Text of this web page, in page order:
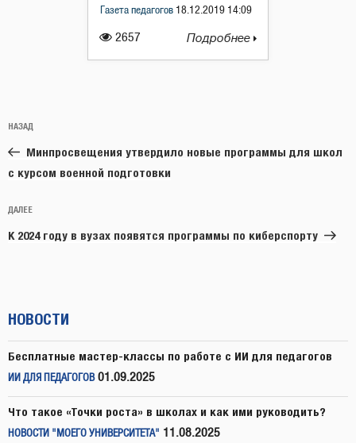
2657
Газета педагогов 18.12.2019 14:09
Подробнее
по
записям
Предыдущая
запись:
НАЗАД
Минпросвещения утвердило новые программы для школ
с курсом военной подготовки
Следующая
запись
ДАЛЕЕ
К 2024 году в вузах появятся программы по киберспорту
НОВОСТИ
Бесплатные мастер-классы по работе с ИИ для педагогов
ИИ ДЛЯ ПЕДАГОГОВ 01.09.2025
Что такое «Точки роста» в школах и как ими руководить?
НОВОСТИ "МОЕГО УНИВЕРСИТЕТА" 11.08.2025